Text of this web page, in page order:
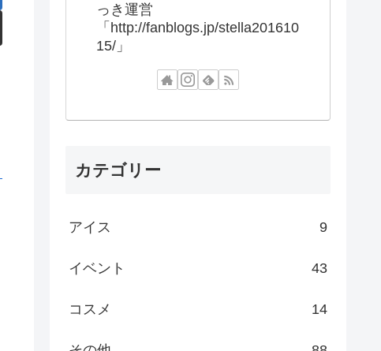
っき運営
「http://fanblogs.jp/stella201610
15/」
カテゴリー
アイス 9
イベント 43
コスメ 14